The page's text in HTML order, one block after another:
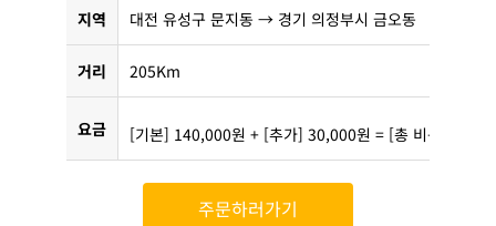
지역 대전 유성구 문지동 → 경기 의정부시 금오동
거리 205Km
요금 [기본] 140,000원 + [추가] 30,000원 = [총 비용]
주문하러가기